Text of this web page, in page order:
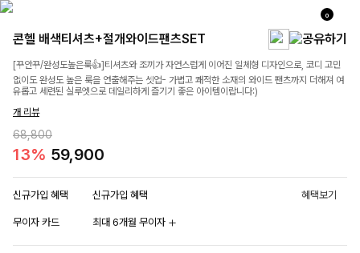
0
콘헬 배색티셔츠+절개와이드팬츠SET
[꾸안꾸/완성도높은룩👍]티셔츠와 조끼가 자연스럽게 이어진 일체형 디자인으로, 코디 고민
없이도 완성도 높은 룩을 연출해주는 셋업- 가볍고 쾌적한 소재의 와이드 팬츠까지 더해져 여
유롭고 세련된 실루엣으로 데일리하게 즐기기 좋은 아이템이랍니다:)
개 리뷰
68,800
13% 59,900
신규가입 혜택 신규가입 혜택 혜택보기
무이자 카드 최대 6개월 무이자